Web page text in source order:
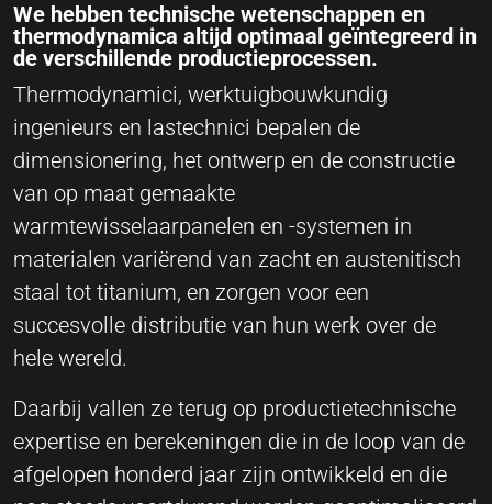
We hebben technische wetenschappen en
thermodynamica altijd optimaal geïntegreerd in
de verschillende productieprocessen.
Thermodynamici, werktuigbouwkundig
ingenieurs en lastechnici bepalen de
dimensionering, het ontwerp en de constructie
van op maat gemaakte
warmtewisselaarpanelen en -systemen in
materialen variërend van zacht en austenitisch
staal tot titanium, en zorgen voor een
succesvolle distributie van hun werk over de
hele wereld.
Daarbij vallen ze terug op productietechnische
expertise en berekeningen die in de loop van de
afgelopen honderd jaar zijn ontwikkeld en die